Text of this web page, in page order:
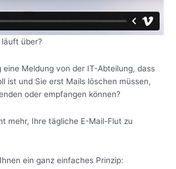
über?
eine Meldung von der IT-Abteilung, dass
ist und Sie erst Mails löschen müssen,
oder empfangen können?
mehr, Ihre tägliche E-Mail-Flut zu
ein ganz einfaches Prinzip: